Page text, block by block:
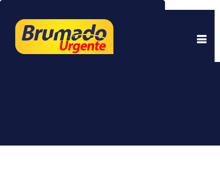
experiência. Ao continuar a navegar, você está
de acordo com isso.Saber mais.